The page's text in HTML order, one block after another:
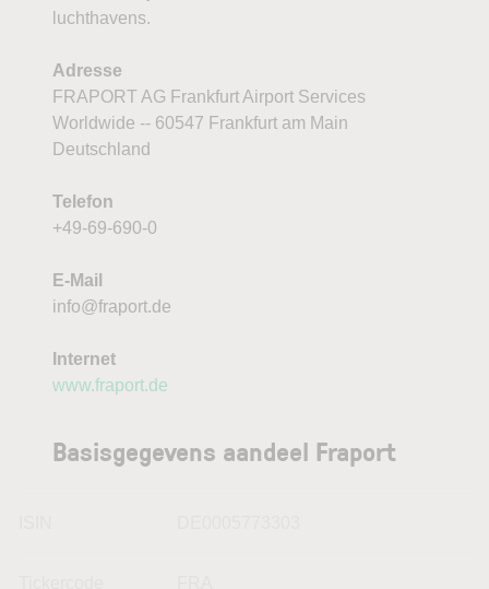
luchthavens.
Adresse
FRAPORT AG Frankfurt Airport Services
Worldwide -- 60547 Frankfurt am Main
Deutschland
Telefon
+49-69-690-0
E-Mail
info@fraport.de
Internet
www.fraport.de
Basisgegevens aandeel Fraport